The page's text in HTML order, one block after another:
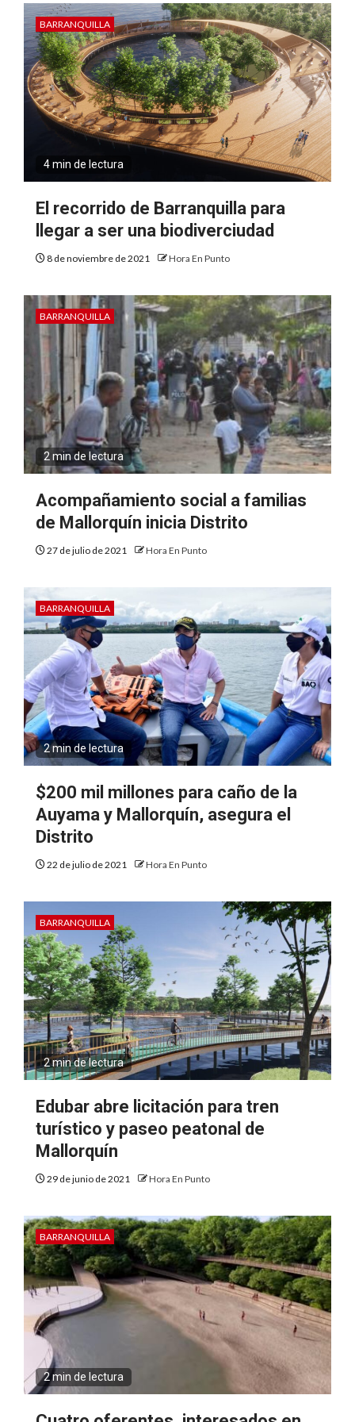
BARRANQUILLA
4 min de lectura
El recorrido de Barranquilla para
llegar a ser una biodiverciudad
8 de noviembre de 2021 Hora En Punto
BARRANQUILLA
2 min de lectura
Acompañamiento social a familias
de Mallorquín inicia Distrito
27 de julio de 2021 Hora En Punto
BARRANQUILLA
2 min de lectura
$200 mil millones para caño de la
Auyama y Mallorquín, asegura el
Distrito
22 de julio de 2021 Hora En Punto
BARRANQUILLA
2 min de lectura
Edubar abre licitación para tren
turístico y paseo peatonal de
Mallorquín
29 de junio de 2021 Hora En Punto
BARRANQUILLA
2 min de lectura